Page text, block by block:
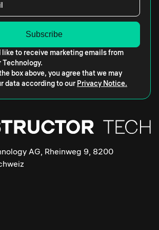
like to receive marketing emails from
box above, you agree that we may
data according to our Privacy Notice.
AG, Rheinweg 9, 8200